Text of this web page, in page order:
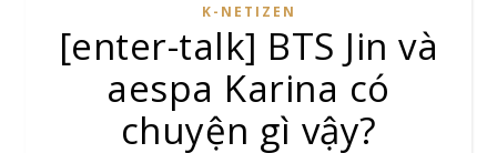
K-NETIZEN
[enter-talk] BTS Jin và
aespa Karina có
chuyện gì vậy?